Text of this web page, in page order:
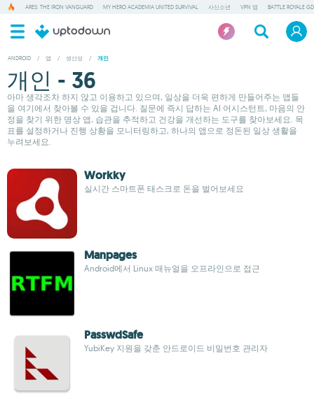
ARES: THE IRON VANGUARD MY HERO ACADEMIA UNITED SURVIVAL 사신소년 VPN 앱 BATTLE ROYALE GD
ANDROID / 앱 / 생산성 / 개인
개인 - 36
아마 생각조차 하지 않고 이용하고 있으며, 일상을 더욱 편하게 만들어주는 앱들
을 여기에서 찾아볼 수 있을 겁니다. 질문에 즉시 답하는 AI 어시스턴트, 마음의 안
정을 찾기 위한 명상 앱, 습관을 추적하고 건강을 개선하는 도구를 찾아보세요. 목
표를 설정하거나 진행 상황을 모니터링하고, 하나의 앱으로 정돈된 일상 생활을
누려보세요.
Workky
실시간 스마트폰 태스크로 돈을 벌어보세요
Manpages
Android에서 Linux 매뉴얼을 오프라인으로 접근
PasswdSafe
YubiKey 지원을 갖춘 안드로이드 비밀번호 관리자